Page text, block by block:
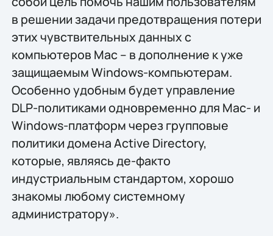
в решении задачи предотвращения потери
этих чувствительных данных с
компьютеров Mac – в дополнение к уже
защищаемым Windows-компьютерам.
Особенно удобным будет управление
DLP-политиками одновременно для Mac- и
Windows-платформ через групповые
политики домена Active Directory,
которые, являясь де-факто
индустриальным стандартом, хорошо
знакомы любому системному
администратору».